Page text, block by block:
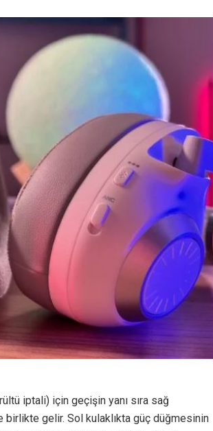
iptali) için geçişin yanı sıra sağ
gelir. Sol kulaklıkta güç düğmesinin